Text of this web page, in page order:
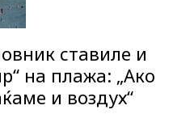
ставиле и
на плажа: „Ако
и воздух“